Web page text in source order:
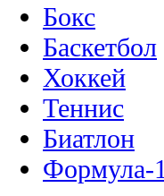
Бокс
Баскетбол
Хоккей
Теннис
Биатлон
Формула-1